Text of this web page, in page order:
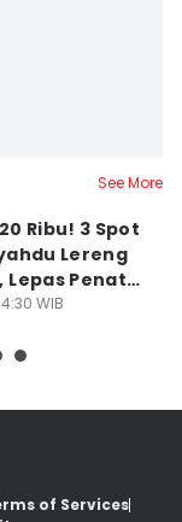
See More
Ribu! 3 Spot
Lereng
Lepas Penat
WIB
of Services